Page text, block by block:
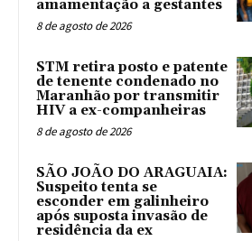
amamentação a gestantes
8 de agosto de 2026
STM retira posto e patente
de tenente condenado no
Maranhão por transmitir
HIV a ex-companheiras
8 de agosto de 2026
SÃO JOÃO DO ARAGUAIA:
Suspeito tenta se
esconder em galinheiro
após suposta invasão de
residência da ex